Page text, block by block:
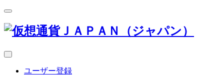
ユーザー登録